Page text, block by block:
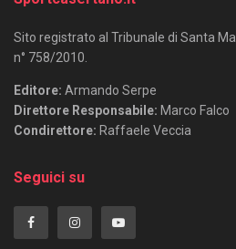
Sito registrato al Tribunale di Santa
n° 758/2010.
Editore: Armando Serpe
Direttore Responsabile: Marco Falco
Condirettore: Raffaele Veccia
Seguici su